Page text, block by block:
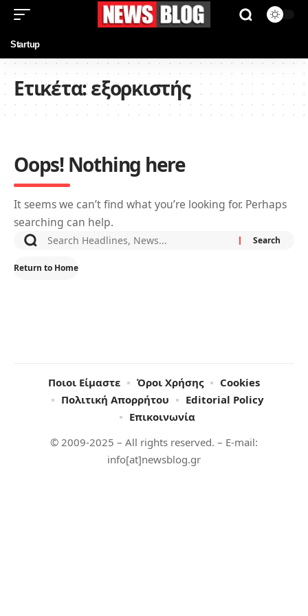
Startup
Ετικέτα:εξορκιστής
Oops! Nothing here
It seems we can’t find what you’re looking for. Perhaps
searching can help.
Return to Home
© 2009-2025 – All rights reserved. – E-mail:
info[at]newsblog.gr
Ποιοι Είμαστε Όροι Χρήσης
Cookies
Πολιτική Απορρήτου
Editorial Policy
Επικοινωνία